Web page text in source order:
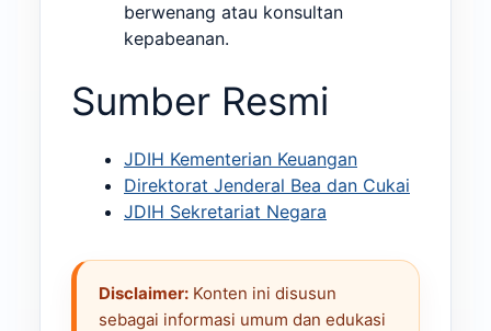
berwenang atau konsultan
kepabeanan.
Sumber Resmi
JDIH Kementerian Keuangan
Direktorat Jenderal Bea dan Cukai
JDIH Sekretariat Negara
Disclaimer: Konten ini disusun
sebagai informasi umum dan edukasi